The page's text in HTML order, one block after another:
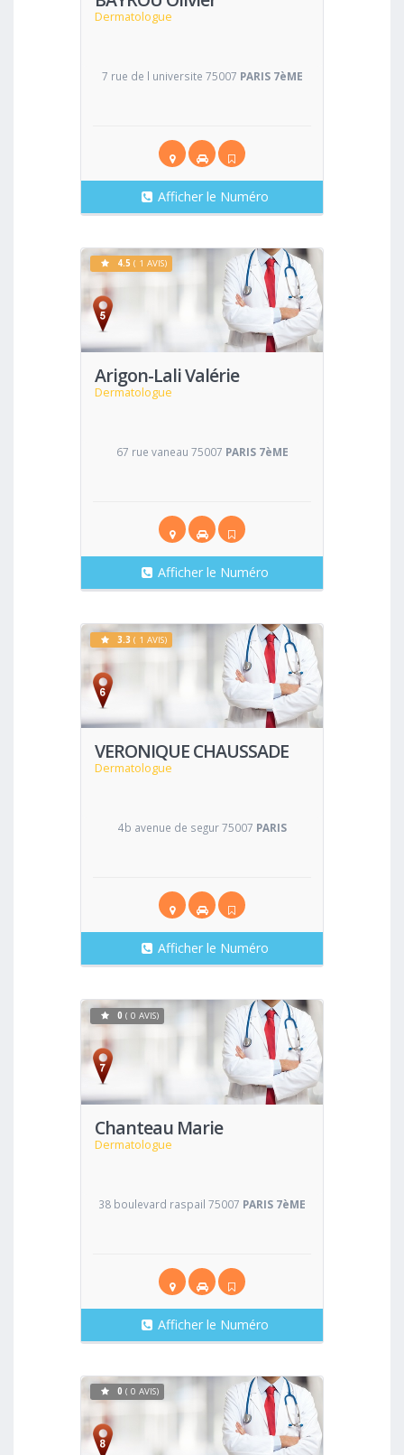
Dermatologue
7 rue de l universite 75007 PARIS 7èME
Afficher le Numéro
Arigon-Lali Valérie
Dermatologue
Voir
4.5 ( 1 AVIS)
67 rue vaneau 75007 PARIS 7èME
Afficher le Numéro
VERONIQUE CHAUSSADE
Dermatologue
Voir
3.3 ( 1 AVIS)
4b avenue de segur 75007 PARIS
Afficher le Numéro
Chanteau Marie
Dermatologue
Voir
0 ( 0 AVIS)
38 boulevard raspail 75007 PARIS 7èME
Afficher le Numéro
Voir
0 ( 0 AVIS)